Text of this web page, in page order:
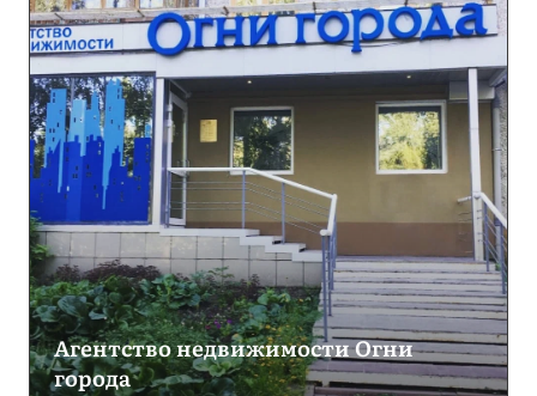
Агентство недвижимости Огни
города